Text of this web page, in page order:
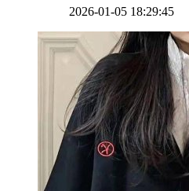
2026-01-05 18:29:45